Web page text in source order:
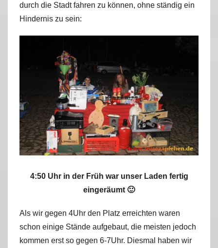
durch die Stadt fahren zu können, ohne ständig ein
Hindernis zu sein:
4:50 Uhr in der Früh war unser Laden fertig
eingeräumt 🙂
Als wir gegen 4Uhr den Platz erreichten waren
schon einige Stände aufgebaut, die meisten jedoch
kommen erst so gegen 6-7Uhr. Diesmal haben wir